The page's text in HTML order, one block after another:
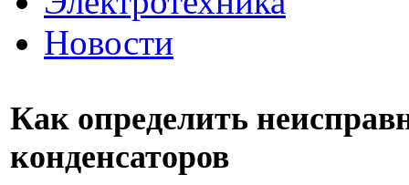
Новости
Как определить
конденсаторов